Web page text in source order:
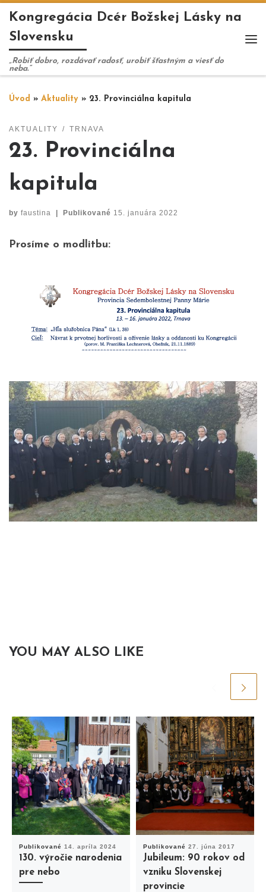
Skip to content
Kongregácia Dcér Božskej Lásky na
Slovensku
„Robiť dobro, rozdávať radosť, urobiť šťastným a viesť do
neba.“
Úvod » Aktuality » 23. Provinciálna kapitula
AKTUALITY TRNAVA
23. Provinciálna
kapitula
by faustina Publikované 15. januára 2022
Prosíme o modlitbu:
YOU MAY ALSO LIKE
Publikované 14. apríla 2024
130. výročie narodenia
pre nebo
Publikované 27. júna 2017
Jubileum: 90 rokov od
vzniku Slovenskej
provincie